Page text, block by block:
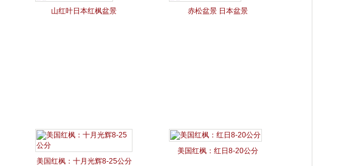
山红叶日本红枫盆景 赤松盆景 日本盆景
美国红枫：十月光辉8-25公分
美国红枫：红日8-20公分